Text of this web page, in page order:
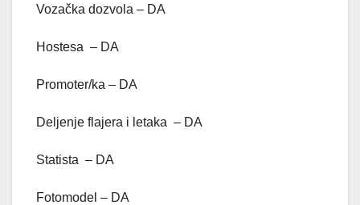
Vozačka dozvola – DA
Hostesa – DA
Promoter/ka – DA
Deljenje flajera i letaka – DA
Statista – DA
Fotomodel – DA